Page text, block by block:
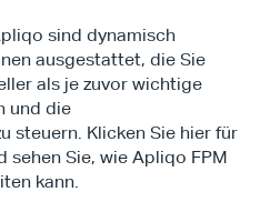
sind dynamisch
ausgestattet, die Sie
als je zuvor wichtige
und die
steuern. Klicken Sie hier für
sehen Sie, wie Apliqo FPM
kann.